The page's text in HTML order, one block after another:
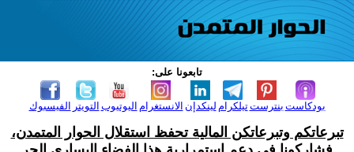
تابعونا على:
الفيسبوك التويتر اليوتيوب الانستغرام لينكدإن تيلكرامبنترست بودكاست
تبرعاتكم وتبرعاتكن المالية تحفظ استقلال الحوار المتمدن،